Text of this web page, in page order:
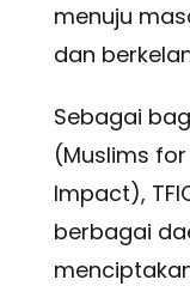
menuju
dan
Sebagai
(Muslims
Impact),
berbagai